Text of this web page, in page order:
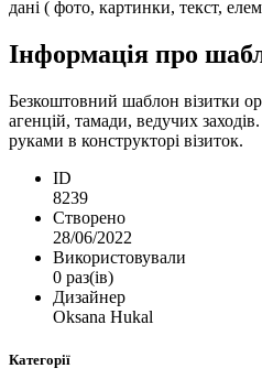
дані ( фото, картинки, текст,
Інформація про
Безкоштовний шаблон візитки
агенцій, тамади, ведучих
руками в конструкторі візиток.
ID
8239
Створено
28/06/2022
Використовували
0 раз(ів)
Дизайнер
Oksana Hukal
Категорії